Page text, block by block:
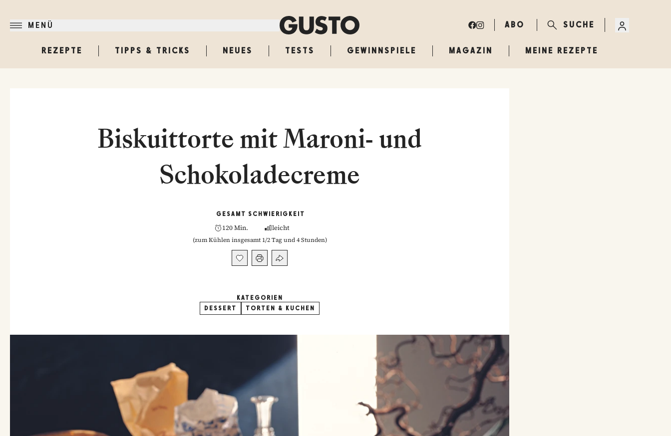
MENÜ ABO SUCHE
REZEPTE TIPPS & TRICKS NEUES TESTS GEWINNSPIELE MAGAZIN MEINE REZEPTE
Biskuittorte mit Maroni- und
Schokoladecreme
GESAMT
120 Min.
SCHWIERIGKEIT
leicht
(zum Kühlen insgesamt 1/2 Tag und 4 Stunden)
KATEGORIEN
DESSERT
TORTEN & KUCHEN